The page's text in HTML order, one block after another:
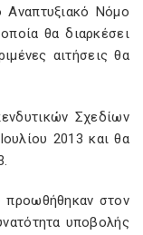
Αναπτυξιακό Νόμο
θα διαρκέσει
αιτήσεις θα
Σχεδίων
2013 και θα
προωθήθηκαν στον
υποβολής